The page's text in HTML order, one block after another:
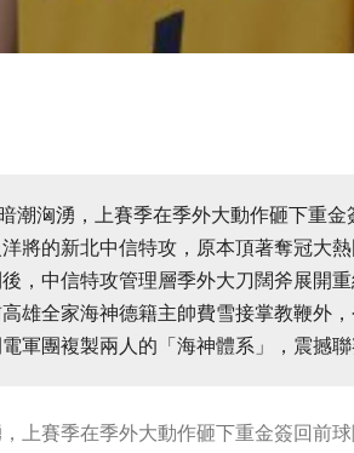
潮洶湧，上賽季在季外大動作砸下重金
將的新北中信特攻，原本頂著奪冠大
，中信特攻管理層季外大刀闊斧展開
雄全家海神德籍主帥費雪接掌教鞭外
軍團複製兩人的「海神體系」，震撼聯
上賽季在季外大動作砸下重金簽回前球